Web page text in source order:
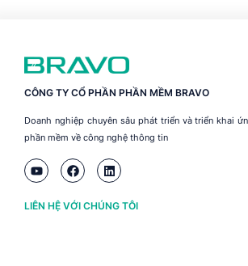
CÔNG TY CỔ PHẦN PHẦN MỀM BRAVO
Doanh nghiệp chuyên sâu phát triển và triển khai
phần mềm về công nghệ thông tin
LIÊN HỆ VỚI CHÚNG TÔI